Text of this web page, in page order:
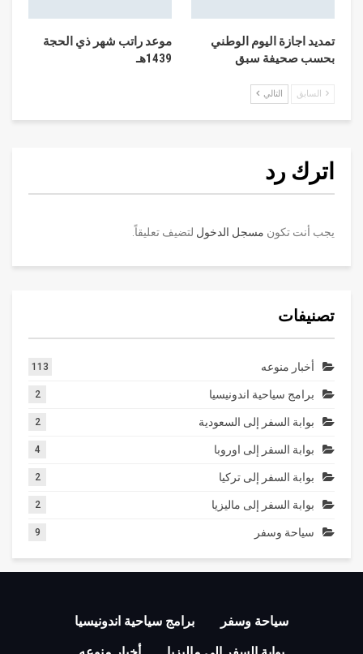
تمديد اجازة اليوم الوطني
بحسب صحيفة سبق
موعد راتب شهر ذي الحجة
1439هـ
السابق التالي
اترك رد
يجب أنت تكون مسجل الدخول لتضيف تعليقاً.
تصنيفات
أخبار منوعه 113
برامج سياحية اندونيسيا 2
بوابة السفر إلى السعودية 2
بوابة السفر إلى اوروبا 4
بوابة السفر إلى تركيا 2
بوابة السفر إلى ماليزيا 2
سياحة وسفر 9
سياحة وسفر
برامج سياحية اندونيسيا